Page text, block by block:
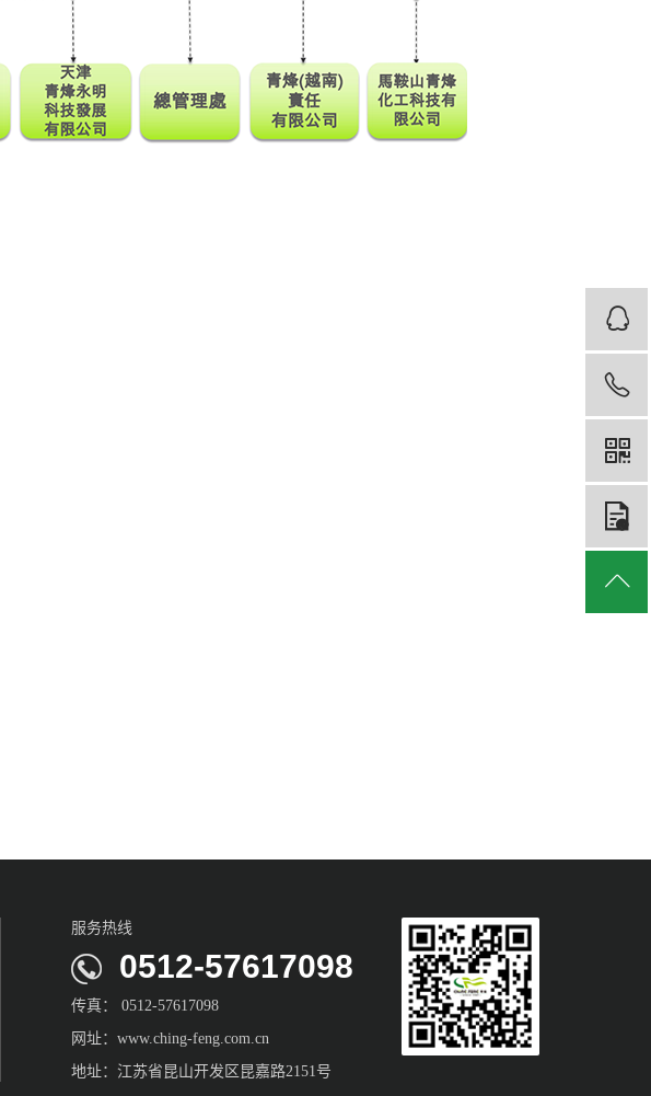
服务热线
0512-57617098
传真： 0512-57617098
网址：www.ching-feng.com.cn
地址：江苏省昆山开发区昆嘉路2151号